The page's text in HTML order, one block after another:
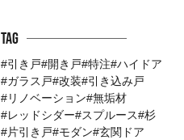
Tag
引き戸 開き戸 特注 ハイドア
ガラス戸 改装
引き込み戸
リノベーション 無垢材
レッドシダー
スプルース
杉
片引き戸
モダン 玄関ドア